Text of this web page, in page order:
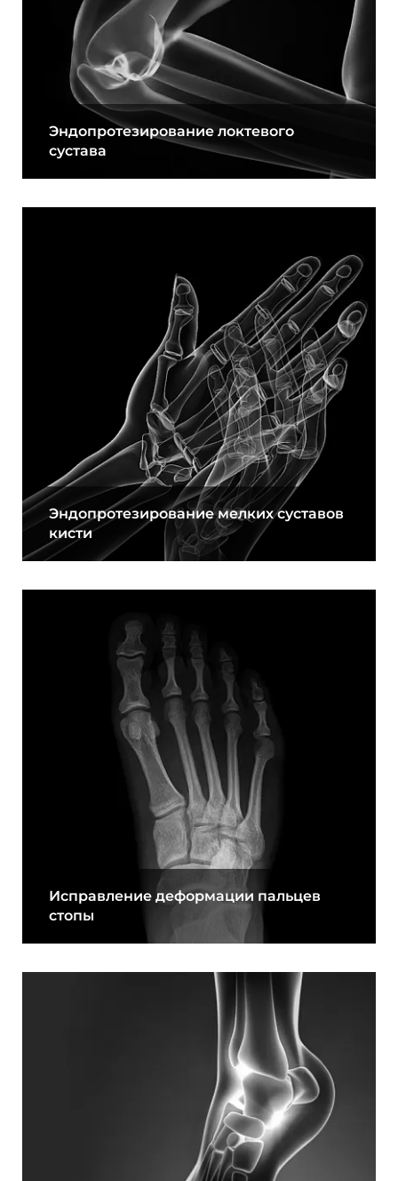
Эндопротезирование локтевого
сустава
Эндопротезирование мелких суставов
кисти
Исправление деформации пальцев
стопы